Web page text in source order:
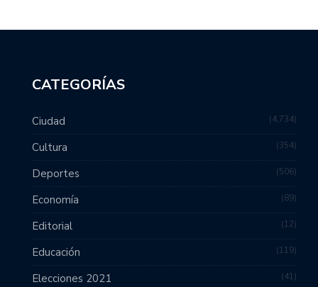
CATEGORÍAS
Ciudad 4,734
Cultura 354
Deportes 506
Economía 89
Editorial 12
Educación 119
Elecciones 2021 41